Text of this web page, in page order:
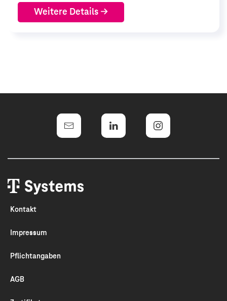
Weitere Details
Kontakt
Impressum
Pflichtangaben
AGB